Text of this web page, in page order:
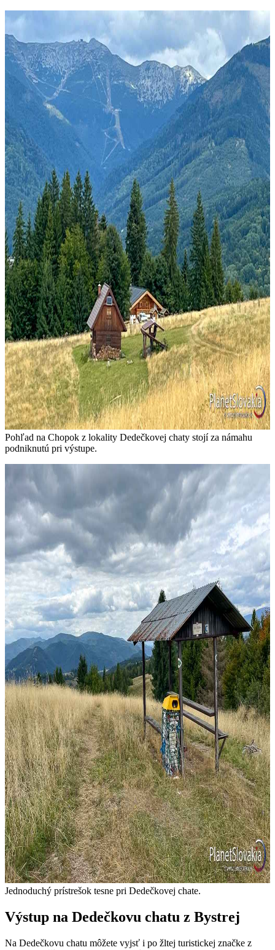
Pohľad na Chopok z lokality Dedečkovej chaty stojí za námahu
podniknutú pri výstupe.
Jednoduchý prístrešok tesne pri Dedečkovej chate.
Výstup na Dedečkovu chatu z Bystrej
Na Dedečkovu chatu môžete vyjsť i po žltej turistickej značke z